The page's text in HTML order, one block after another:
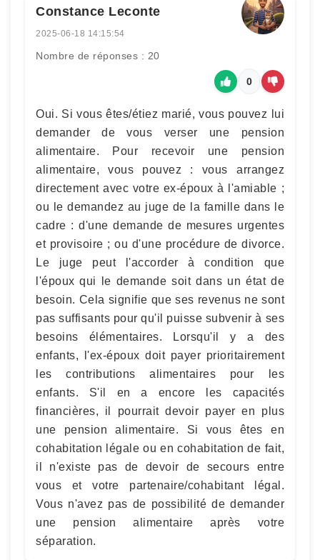
Constance Leconte
2025-06-18 14:15:54
Nombre de réponses : 20
0
Oui. Si vous êtes/étiez marié, vous pouvez lui
demander de vous verser une pension
alimentaire. Pour recevoir une pension
alimentaire, vous pouvez : vous arrangez
directement avec votre ex-époux à l'amiable ;
ou le demandez au juge de la famille dans le
cadre : d'une demande de mesures urgentes
et provisoire ; ou d'une procédure de divorce.
Le juge peut l'accorder à condition que
l'époux qui le demande soit dans un état de
besoin. Cela signifie que ses revenus ne sont
pas suffisants pour qu'il puisse subvenir à ses
besoins élémentaires. Lorsqu'il y a des
enfants, l'ex-époux doit payer prioritairement
les contributions alimentaires pour les
enfants. S'il en a encore les capacités
financières, il pourrait devoir payer en plus
une pension alimentaire. Si vous êtes en
cohabitation légale ou en cohabitation de fait,
il n'existe pas de devoir de secours entre
vous et votre partenaire/cohabitant légal.
Vous n'avez pas de possibilité de demander
une pension alimentaire après votre
séparation.